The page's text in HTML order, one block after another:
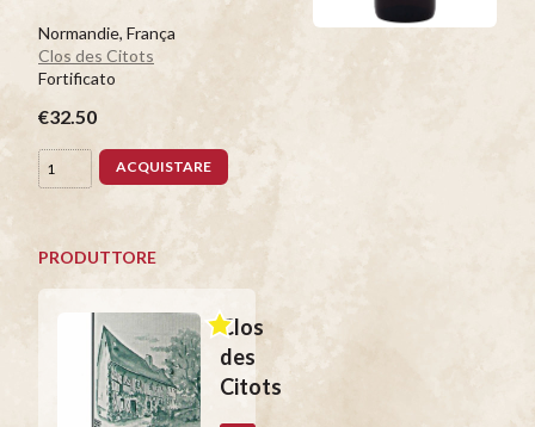
Normandie, França
Clos des Citots
Fortificato
€32.50
ACQUISTARE
PRODUTTORE
Clos
des
Citots